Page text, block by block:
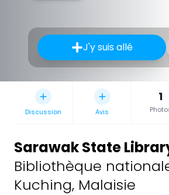
J'y suis allé
Discussion Avis
1
Sarawak State
Bibliothèque
Kuching, Malaisie